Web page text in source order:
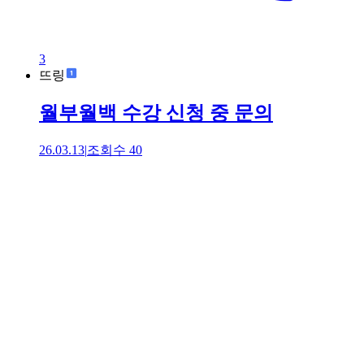
3
뜨링
월부월백 수강 신청 중 문의
26.03.13|조회수 40